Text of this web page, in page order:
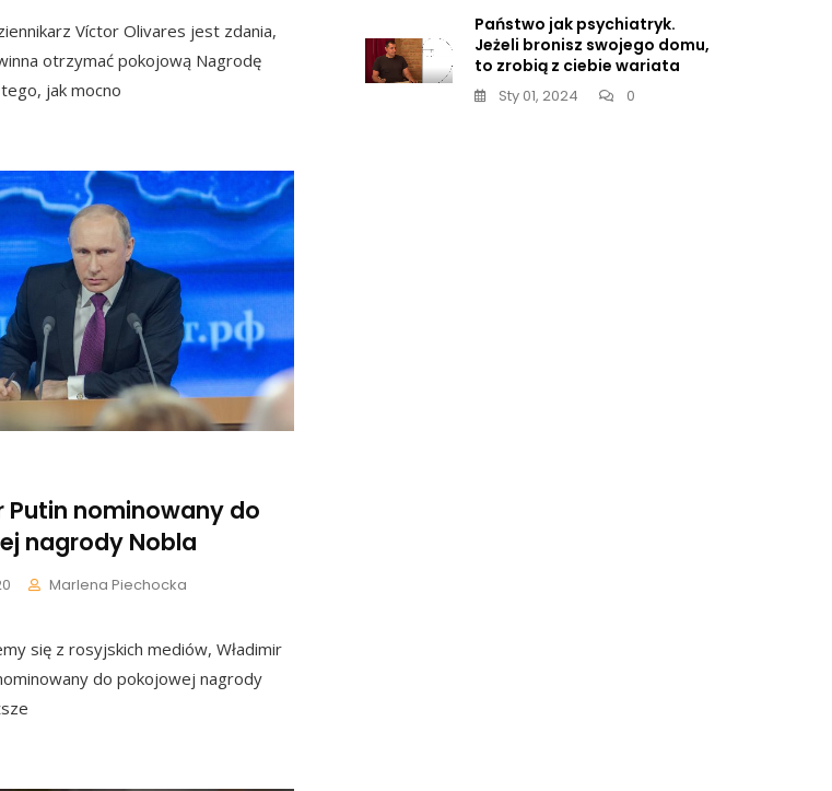
Hiszpański
Víctor Olivares jest zdania,
otrzymać pokojową Nagrodę
jak mocno
Putin nominowany do
nagrody Nobla
Marlena Piechocka
się z rosyjskich mediów, Władimir
do pokojowej nagrody
Państwo jak psychiatryk.
Jeżeli bronisz swojego domu,
to zrobią z ciebie wariata
Sty 01, 2024 0